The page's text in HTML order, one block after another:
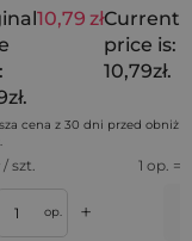
10,79 złCurrent
price is:
10,79zł.
cena z 30 dni przed
/ szt. 1 op. =
op. +